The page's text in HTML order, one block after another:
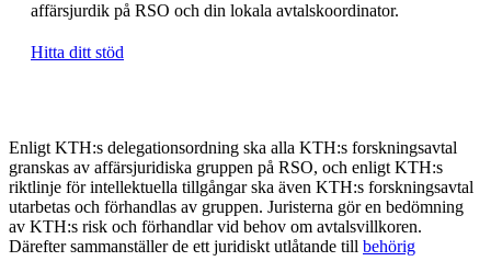
affärsjurdik på RSO och din lokala avtalskoordinator.
Hitta ditt stöd
Enligt KTH:s delegationsordning ska alla KTH:s forskningsavtal
granskas av affärsjuridiska gruppen på RSO, och enligt KTH:s
riktlinje för intellektuella tillgångar ska även KTH:s forskningsavtal
utarbetas och förhandlas av gruppen. Juristerna gör en bedömning
av KTH:s risk och förhandlar vid behov om avtalsvillkoren.
Därefter sammanställer de ett juridiskt utlåtande till behörig